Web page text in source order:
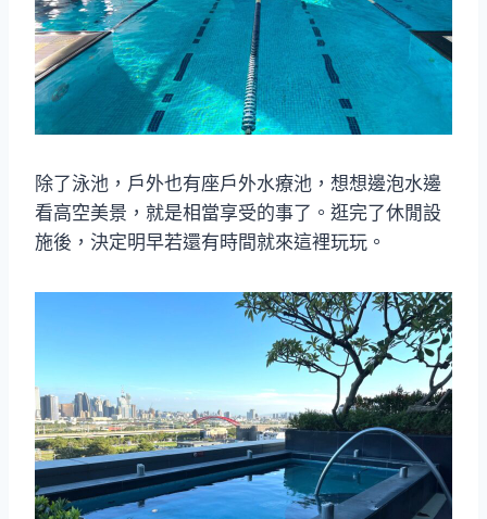
除了泳池，戶外也有座戶外水療池，想想邊泡水邊
看高空美景，就是相當享受的事了。逛完了休閒設
施後，決定明早若還有時間就來這裡玩玩。